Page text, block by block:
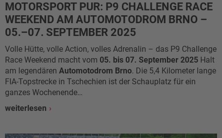
MOTORSPORT PUR: P9 CHALLENGE RACE
WEEKEND AM AUTOMOTODROM BRNO –
05.–07. SEPTEMBER 2025
Volle Hütte, volle Action, volles Adrenalin – das P9 Challenge
Race Weekend macht vom 05. bis 07. September 2025 Halt
am legendären Automotodrom Brno. Die 5,4 Kilometer lange
FIA-Topstrecke in Tschechien ist der Schauplatz für ein
ganzes Wochenende…
weiterlesen